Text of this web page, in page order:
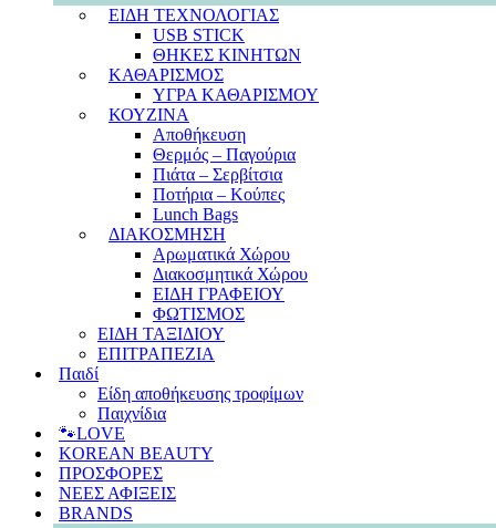
ΕΙΔΗ ΤΕΧΝΟΛΟΓΙΑΣ
USB STICK
ΘΗΚΕΣ ΚΙΝΗΤΩΝ
ΚΑΘΑΡΙΣΜΟΣ
ΥΓΡΑ ΚΑΘΑΡΙΣΜΟΥ
ΚΟΥΖΙΝΑ
Αποθήκευση
Θερμός – Παγούρια
Πιάτα – Σερβίτσια
Ποτήρια – Κούπες
Lunch Bags
ΔΙΑΚΟΣΜΗΣΗ
Αρωματικά Χώρου
Διακοσμητικά Χώρου
ΕΙΔΗ ΓΡΑΦΕΙΟΥ
ΦΩΤΙΣΜΟΣ
ΕΙΔΗ ΤΑΞΙΔΙΟΥ
ΕΠΙΤΡΑΠΕΖΙΑ
Παιδί
Είδη αποθήκευσης τροφίμων
Παιχνίδια
🐾LOVE
KOREAN BEAUTY
ΠΡΟΣΦΟΡΕΣ
ΝΕΕΣ ΑΦΙΞΕΙΣ
BRANDS